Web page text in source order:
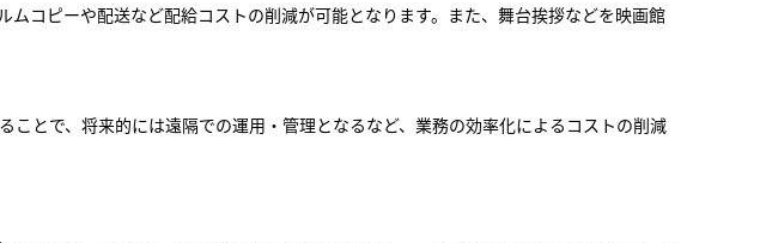
ムコピーや配送など配給コストの削減が可能となります。また、舞台挨拶などを映画館
とで、将来的には遠隔での運用・管理となるなど、業務の効率化によるコストの削減